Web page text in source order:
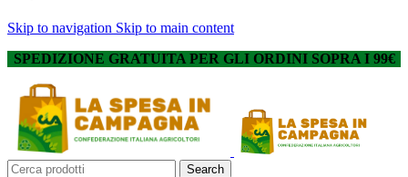
Skip to navigation Skip to main content
SPEDIZIONE GRATUITA PER GLI ORDINI SOPRA I 99€
Search